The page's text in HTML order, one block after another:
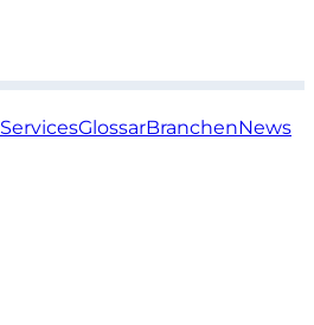
ServicesGlossarBranchenNews